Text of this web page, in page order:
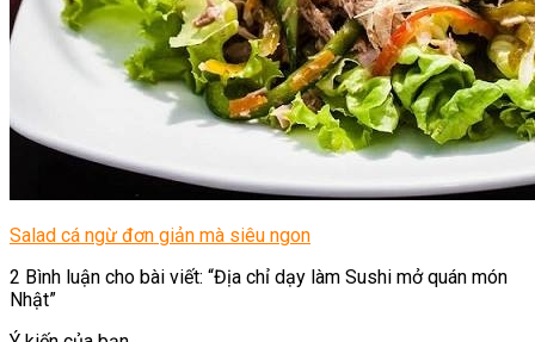
Salad cá ngừ đơn giản mà siêu ngon
2 Bình luận cho bài viết: “Địa chỉ dạy làm Sushi mở quán món
Nhật”